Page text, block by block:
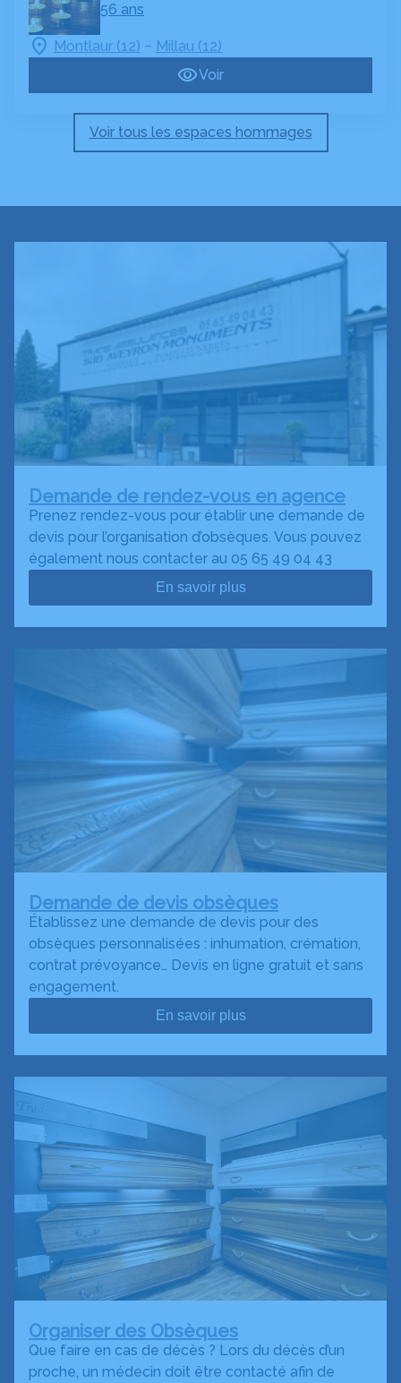
56 ans
Montlaur (12) – Millau (12)
Voir
Voir tous les espaces hommages
Demande de rendez-vous en agence
Prenez rendez-vous pour établir une demande de
devis pour l’organisation d’obsèques. Vous pouvez
également nous contacter au 05 65 49 04 43
En savoir plus
Demande de devis obsèques
Établissez une demande de devis pour des
obsèques personnalisées : inhumation, crémation,
contrat prévoyance… Devis en ligne gratuit et sans
engagement.
En savoir plus
Organiser des Obsèques
Que faire en cas de décès ? Lors du décès d’un
proche, un médecin doit être contacté afin de